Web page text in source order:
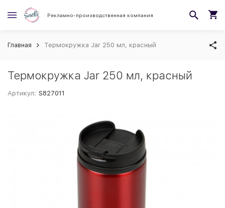
Рекламно-производственная компания
Главная Термокружка Jar 250 мл, красный
Термокружка Jar 250 мл, красный
Артикул: S827011